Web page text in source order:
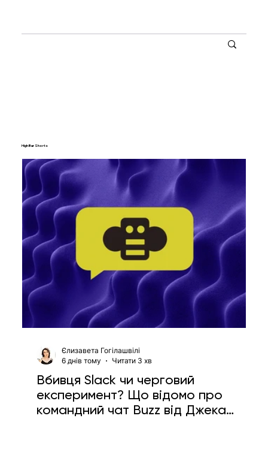
High Bar Shorts
Вбивця Slack чи черговий
експеримент? Що відомо про
командний чат Buzz від Джека
Єлизавета Гогілашвілі
6 днів тому
Читати 3 хв